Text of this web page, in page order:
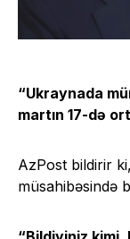
“Ukraynada
martın 17-də
AzPost bildirir
müsahibəsində